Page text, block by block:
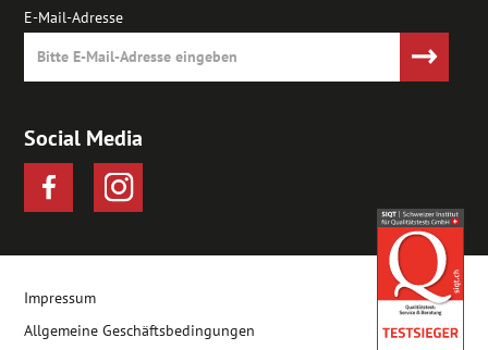
E-Mail-Adresse
Social Media
Impressum
Allgemeine Geschäftsbedingungen